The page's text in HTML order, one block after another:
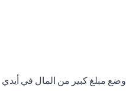
وضع مبلغ كبير من المال في أيدي